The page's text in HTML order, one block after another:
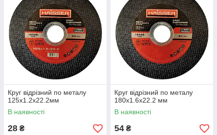
Круг відрізний по металу
125х1.2х22.2мм
В наявності
28 ₴
Круг відрізний по металу
180х1.6х22.2 мм
В наявності
54 ₴